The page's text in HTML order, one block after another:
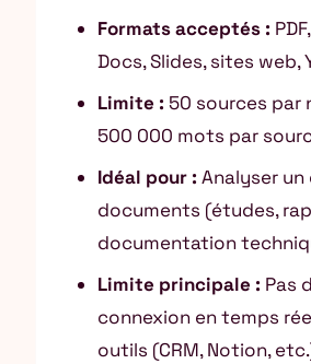
Formats acceptés :
Docs, Slides, sites web,
Limite : 50 sources par
500 000 mots par
Idéal pour : Analyser
documents (études,
documentation
Limite principale : Pas
connexion en temps
outils (CRM, Notion,